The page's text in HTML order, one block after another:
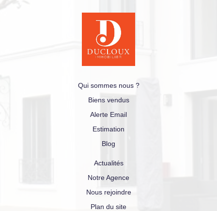
Qui sommes nous ?
Biens vendus
Alerte Email
Estimation
Blog
Actualités
Notre Agence
Nous rejoindre
Plan du site